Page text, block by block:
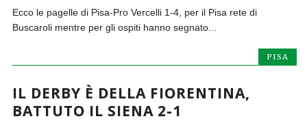
Ecco le pagelle di Pisa-Pro Vercelli 1-4, per il Pisa rete di
Buscaroli mentre per gli ospiti hanno segnato...
PISA
IL DERBY È DELLA FIORENTINA,
BATTUTO IL SIENA 2-1